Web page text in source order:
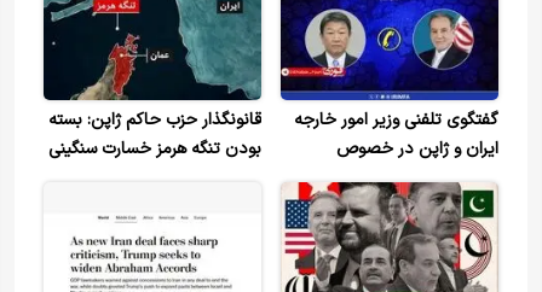
گفتگوی تلفنی وزیر امور خارجه
ایران و ژاپن در خصوص
تفاهم‌نامه اسلام‌آباد و تنگه هرمز
قانونگذار حزب حاکم ژاپن: بسته
بودن تنگه هرمز خسارت سنگینی